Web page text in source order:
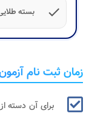
check بسته طلایی (40 دقیقه ای) ثبت نام
زمان ثبت نام آزمون
برای آن دسته